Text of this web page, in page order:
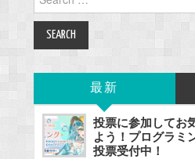
for:
最新
投票に参加してお
よう！プログラミ
投票受付中！